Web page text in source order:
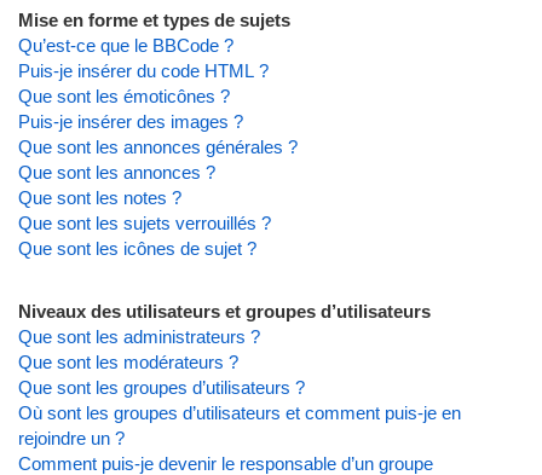
Mise en forme et types de sujets
Qu’est-ce que le BBCode ?
Puis-je insérer du code HTML ?
Que sont les émoticônes ?
Puis-je insérer des images ?
Que sont les annonces générales ?
Que sont les annonces ?
Que sont les notes ?
Que sont les sujets verrouillés ?
Que sont les icônes de sujet ?
Niveaux des utilisateurs et groupes d’utilisateurs
Que sont les administrateurs ?
Que sont les modérateurs ?
Que sont les groupes d’utilisateurs ?
Où sont les groupes d’utilisateurs et comment puis-je en
rejoindre un ?
Comment puis-je devenir le responsable d’un groupe